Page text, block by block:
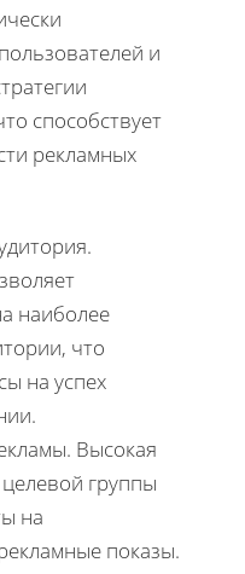
и
способствует
рекламных
наиболее
что
на успех
Высокая
группы
на
показы.